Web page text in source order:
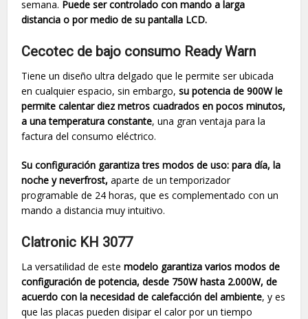
semana. Puede ser controlado con mando a larga
distancia o por medio de su pantalla LCD.
Cecotec de bajo consumo Ready Warn
Tiene un diseño ultra delgado que le permite ser ubicada
en cualquier espacio, sin embargo,su potencia de 900W le
permite calentar diez metros cuadrados en pocos minutos,
a una temperatura constante, una gran ventaja para la
factura del consumo eléctrico.
Su configuración garantiza tres modos de uso: para día, la
noche y neverfrost,aparte de un temporizador
programable de 24 horas, que es complementado con un
mando a distancia muy intuitivo.
Clatronic KH 3077
La versatilidad de estemodelo garantiza varios modos de
configuración de potencia, desde 750W hasta 2.000W, de
acuerdo con la necesidad de calefacción del ambiente, y es
que las placas pueden disipar el calor por un tiempo